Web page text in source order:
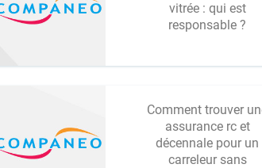
vitrée : qui est
responsable ?
Comment trouver
assurance rc et
décennale pour un
carreleur sans